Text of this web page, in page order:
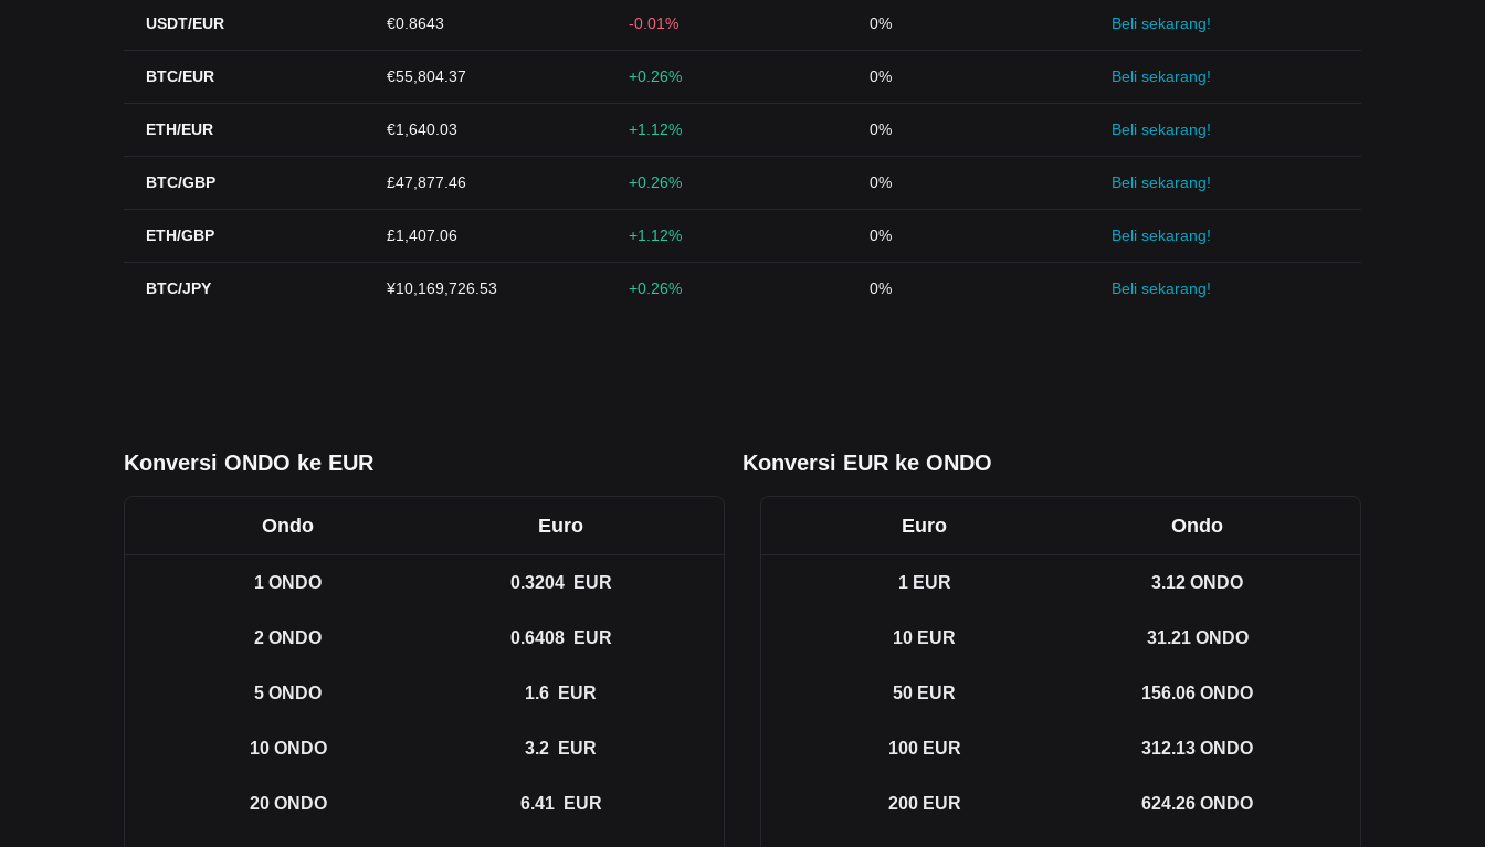
USDT/EUR €0.8643 -0.01% 0% Beli sekarang!
BTC/EUR €55,804.37 +0.26% 0% Beli sekarang!
ETH/EUR €1,640.03 +1.12% 0% Beli sekarang!
BTC/GBP £47,877.46 +0.26% 0% Beli sekarang!
ETH/GBP £1,407.06 +1.12% 0% Beli sekarang!
BTC/JPY ¥10,169,726.53 +0.26% 0% Beli sekarang!
Konversi ONDO ke EUR Konversi EUR ke ONDO
Ondo Euro
1 ONDO 0.3204 EUR
2 ONDO 0.6408 EUR
5 ONDO 1.6 EUR
10 ONDO 3.2 EUR
20 ONDO 6.41 EUR
Euro Ondo
1 EUR 3.12 ONDO
10 EUR 31.21 ONDO
50 EUR 156.06 ONDO
100 EUR 312.13 ONDO
200 EUR 624.26 ONDO